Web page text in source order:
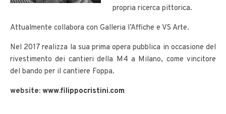
propria ricerca pittorica.
Attualmente collabora con Galleria l’Affiche e VS Arte.
Nel 2017 realizza la sua prima opera pubblica in occasione del
rivestimento dei cantieri della M4 a Milano, come vincitore
del bando per il cantiere Foppa.
website: www.filippocristini.com